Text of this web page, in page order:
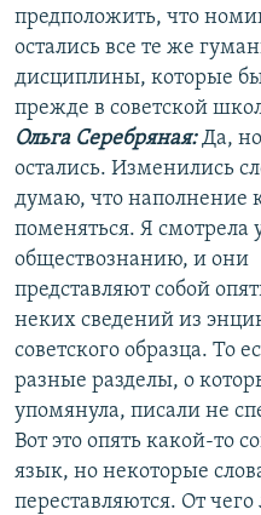
предположить, что
остались все те же
дисциплины, которые
прежде в советской
Ольга Серебряная:Да,
остались. Изменились
думаю, что наполнение
поменяться. Я смотрела
обществознанию, и они
представляют собой
неких сведений из
советского образца. То
разные разделы, о
упомянула, писали не
Вот это опять какой-то
язык, но некоторые
переставляются. От